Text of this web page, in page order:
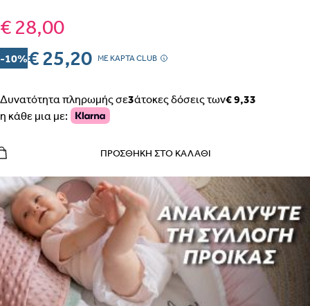
€ 28,00
-10%€ 25,20 MΕ ΚΑΡΤΑ CLUB
Δυνατότητα πληρωμής σε3άτοκες δόσεις των€ 9,33
η κάθε μια με:
ΠΡΟΣΘΉΚΗ ΣΤΟ ΚΑΛΆΘΙ